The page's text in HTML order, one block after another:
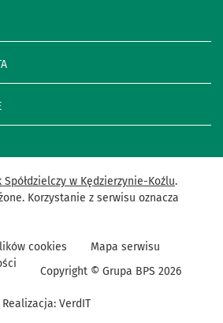
w Kędzierzynie-Koźlu.
Korzystanie z serwisu oznacza
Realizacja: VerdIT
cookies
Mapa serwisu
Copyright © Grupa BPS 2026